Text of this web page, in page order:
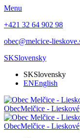
Menu
+421 32 64 902 98
obec@melcice-
SKSlovensky
SKSlovensky
ENEnglish
ObecMelčice - Lieskové
ObecMelčice - Lieskové